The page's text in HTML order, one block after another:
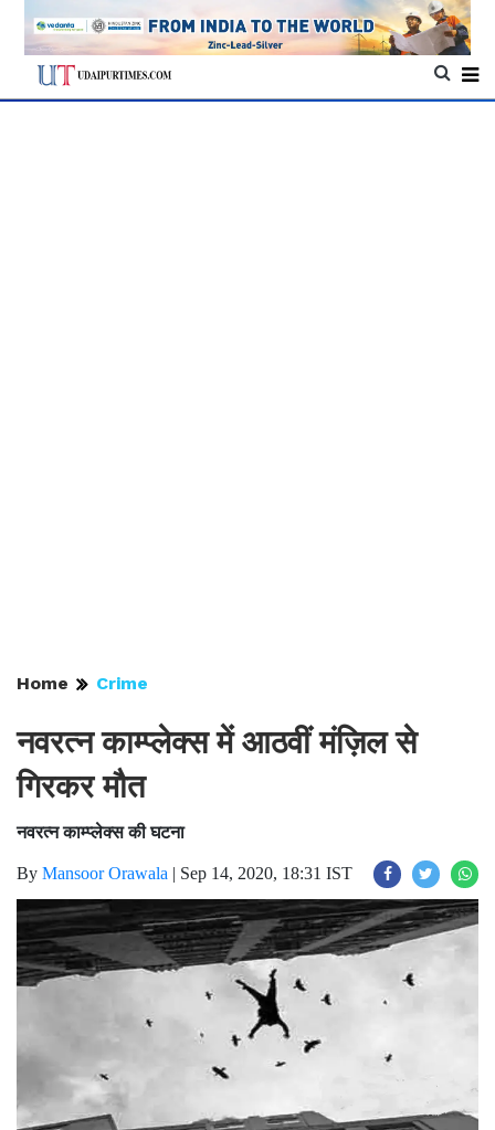
Home Crime
नवरत्न काम्प्लेक्स में आठवीं मंज़िल से
गिरकर मौत
नवरत्न काम्प्लेक्स की घटना
By Mansoor Orawala | Sep 14, 2020, 18:31 IST